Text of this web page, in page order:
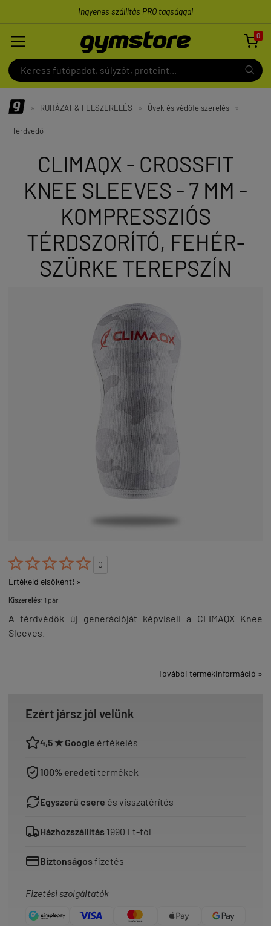
Ingyenes szállítás PRO tagsággal
0

» RUHÁZAT & FELSZERELÉS » Övek és védőfelszerelés »
Térdvédő
CLIMAQX - CROSSFIT
KNEE SLEEVES - 7 MM -
KOMPRESSZIÓS
TÉRDSZORÍTÓ, FEHÉR-
SZÜRKE TEREPSZÍN

0
Értékeld elsőként! »
Kiszerelés: 1 pár
A térdvédők új generációját képviseli a CLIMAQX Knee
Sleeves.
További termékinformáció »
Ezért jársz jól velünk
4,5 ★ Google értékelés
100% eredeti termékek
Egyszerű csere és visszatérítés
Házhozszállítás 1990 Ft-tól
Biztonságosfizetés
Fizetési szolgáltatók